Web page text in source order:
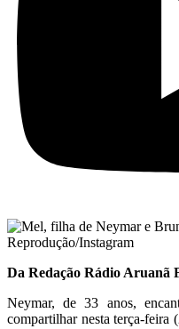
Da Redação Rádio Aruanã
Neymar, de 33 anos,
compartilhar nesta terça-feira